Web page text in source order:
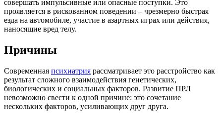
совершать импульсивные или опасные поступки. Это
проявляется в рискованном поведении – чрезмерно быстрая
езда на автомобиле, участие в азартных играх или действия,
наносящие вред телу.
Причины
Современная психиатрия рассматривает это расстройство как
результат сложного взаимодействия генетических,
биологических и социальных факторов. Развитие ПРЛ
невозможно свести к одной причине: это сочетание
нескольких факторов, усиливающих друг друга.